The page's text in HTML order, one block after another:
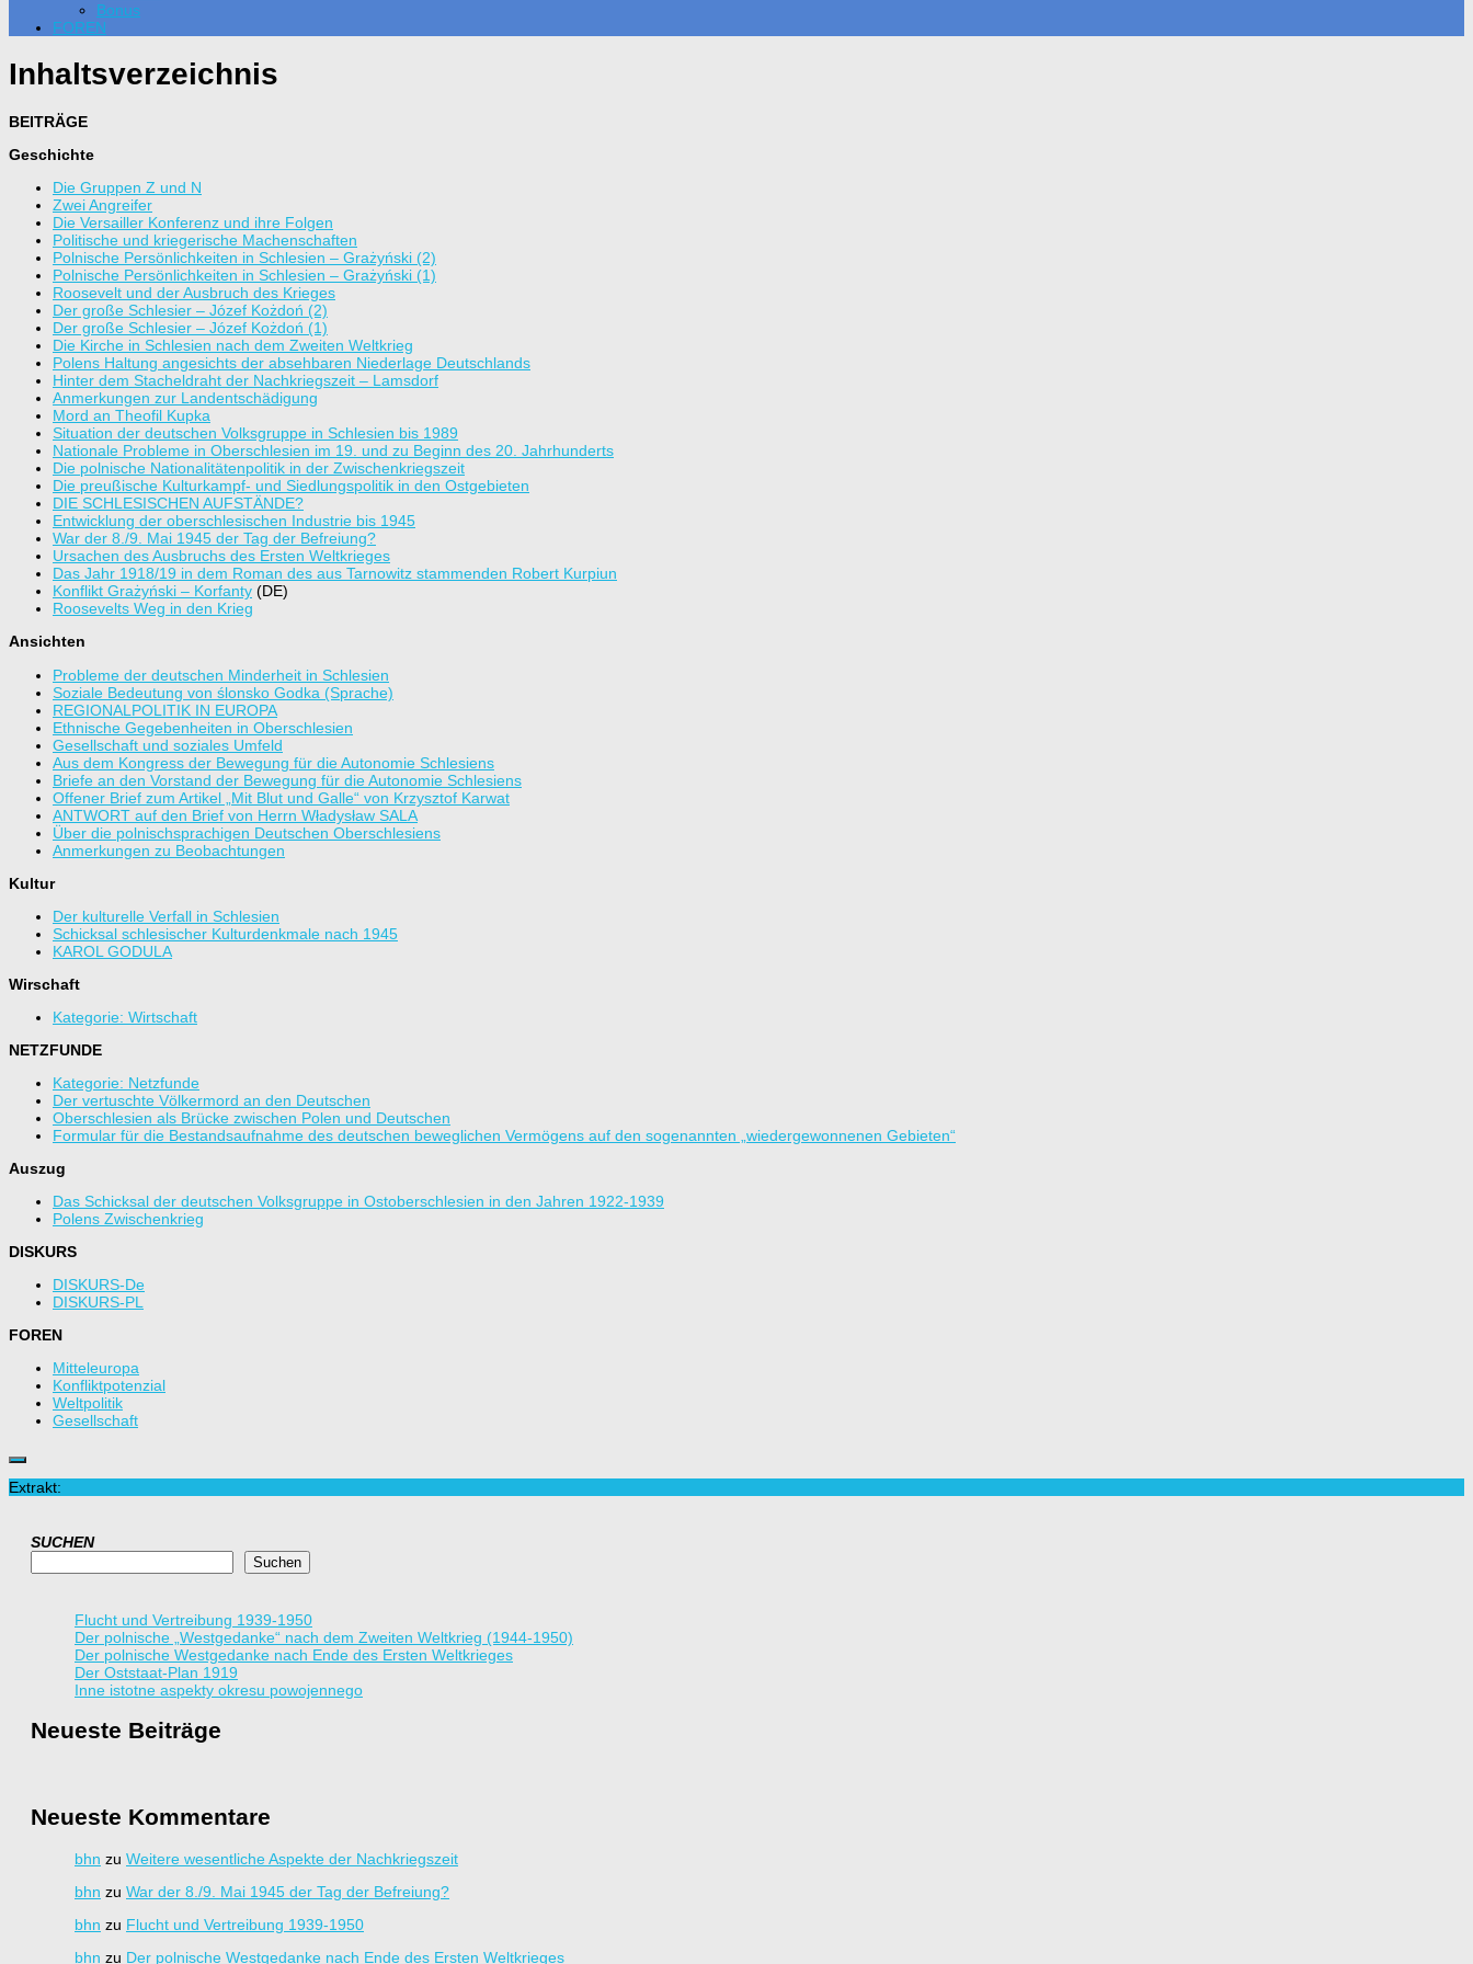
Bonus
FOREN
Inhaltsverzeichnis
BEITRÄGE
Geschichte
Die Gruppen Z und N
Zwei Angreifer
Die Versailler Konferenz und ihre Folgen
Politische und kriegerische Machenschaften
Polnische Persönlichkeiten in Schlesien – Grażyński (2)
Polnische Persönlichkeiten in Schlesien – Grażyński (1)
Roosevelt und der Ausbruch des Krieges
Der große Schlesier – Józef Kożdoń (2)
Der große Schlesier – Józef Kożdoń (1)
Die Kirche in Schlesien nach dem Zweiten Weltkrieg
Polens Haltung angesichts der absehbaren Niederlage Deutschlands
Hinter dem Stacheldraht der Nachkriegszeit – Lamsdorf
Anmerkungen zur Landentschädigung
Mord an Theofil Kupka
Situation der deutschen Volksgruppe in Schlesien bis 1989
Nationale Probleme in Oberschlesien im 19. und zu Beginn des 20. Jahrhunderts
Die polnische Nationalitätenpolitik in der Zwischenkriegszeit
Die preußische Kulturkampf- und Siedlungspolitik in den Ostgebieten
DIE SCHLESISCHEN AUFSTÄNDE?
Entwicklung der oberschlesischen Industrie bis 1945
War der 8./9. Mai 1945 der Tag der Befreiung?
Ursachen des Ausbruchs des Ersten Weltkrieges
Das Jahr 1918/19 in dem Roman des aus Tarnowitz stammenden Robert Kurpiun
Konflikt Grażyński – Korfanty (DE)
Roosevelts Weg in den Krieg
Ansichten
Probleme der deutschen Minderheit in Schlesien
Soziale Bedeutung von ślonsko Godka (Sprache)
REGIONALPOLITIK IN EUROPA
Ethnische Gegebenheiten in Oberschlesien
Gesellschaft und soziales Umfeld
Aus dem Kongress der Bewegung für die Autonomie Schlesiens
Briefe an den Vorstand der Bewegung für die Autonomie Schlesiens
Offener Brief zum Artikel „Mit Blut und Galle“ von Krzysztof Karwat
ANTWORT auf den Brief von Herrn Władysław SALA
Über die polnischsprachigen Deutschen Oberschlesiens
Anmerkungen zu Beobachtungen
Kultur
Der kulturelle Verfall in Schlesien
Schicksal schlesischer Kulturdenkmale nach 1945
KAROL GODULA
Wirschaft
Kategorie: Wirtschaft
NETZFUNDE
Kategorie: Netzfunde
Der vertuschte Völkermord an den Deutschen
Oberschlesien als Brücke zwischen Polen und Deutschen
Formular für die Bestandsaufnahme des deutschen beweglichen Vermögens auf den sogenannten „wiedergewonnenen Gebieten“
Auszug
Das Schicksal der deutschen Volksgruppe in Ostoberschlesien in den Jahren 1922-1939
Polens Zwischenkrieg
DISKURS
DISKURS-De
DISKURS-PL
FOREN
Mitteleuropa
Konfliktpotenzial
Weltpolitik
Gesellschaft
Extrakt:
SUCHEN
Suchen
Flucht und Vertreibung 1939-1950
Der polnische „Westgedanke“ nach dem Zweiten Weltkrieg (1944-1950)
Der polnische Westgedanke nach Ende des Ersten Weltkrieges
Der Oststaat-Plan 1919
Inne istotne aspekty okresu powojennego
Neueste Beiträge
Neueste Kommentare
bhn zu Weitere wesentliche Aspekte der Nachkriegszeit
bhn zu War der 8./9. Mai 1945 der Tag der Befreiung?
bhn zu Flucht und Vertreibung 1939-1950
bhn zu Der polnische Westgedanke nach Ende des Ersten Weltkrieges